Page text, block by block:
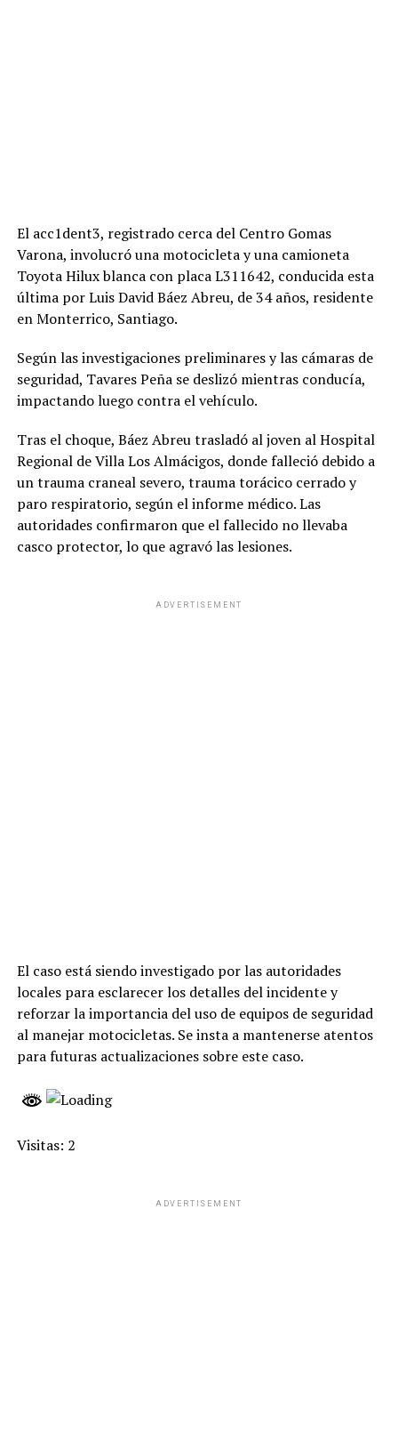
El acc1dent3, registrado cerca del Centro Gomas
Varona, involucró una motocicleta y una camioneta
Toyota Hilux blanca con placa L311642, conducida esta
última por Luis David Báez Abreu, de 34 años, residente
en Monterrico, Santiago.
Según las investigaciones preliminares y las cámaras de
seguridad, Tavares Peña se deslizó mientras conducía,
impactando luego contra el vehículo.
Tras el choque, Báez Abreu trasladó al joven al Hospital
Regional de Villa Los Almácigos, donde falleció debido a
un trauma craneal severo, trauma torácico cerrado y
paro respiratorio, según el informe médico. Las
autoridades confirmaron que el fallecido no llevaba
casco protector, lo que agravó las lesiones.
ADVERTISEMENT
El caso está siendo investigado por las autoridades
locales para esclarecer los detalles del incidente y
reforzar la importancia del uso de equipos de seguridad
al manejar motocicletas. Se insta a mantenerse atentos
para futuras actualizaciones sobre este caso.
Visitas: 2
ADVERTISEMENT